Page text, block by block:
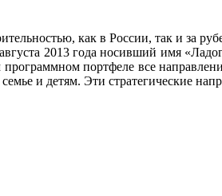
как в России, так и за
2013 года носивший имя
портфеле все
и детям. Эти стратегические